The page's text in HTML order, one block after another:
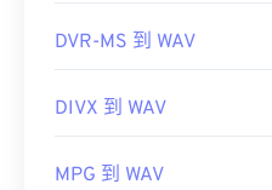
DVR-MS 到 WAV
DIVX 到 WAV
MPG 到 WAV